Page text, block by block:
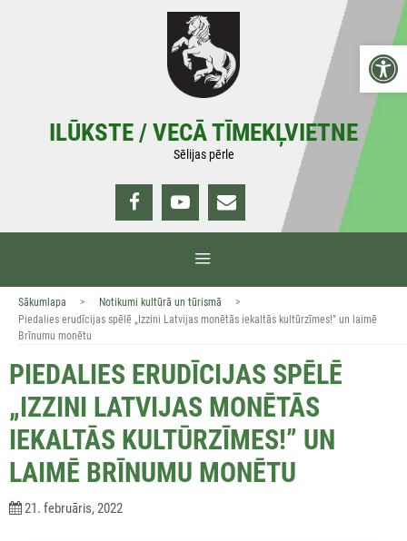
ILŪKSTE / VECĀ TĪMEKĻVIETNE
Sēlijas pērle
Sākumlapa > Notikumi kultūrā un tūrismā
>
Piedalies erudīcijas spēlē „Izzini Latvijas monētās iekaltās kultūrzīmes!” un laimē
Brīnumu monētu
PIEDALIES ERUDĪCIJAS SPĒLĒ
„IZZINI LATVIJAS MONĒTĀS
IEKALTĀS KULTŪRZĪMES!” UN
LAIMĒ BRĪNUMU MONĒTU
21. februāris, 2022